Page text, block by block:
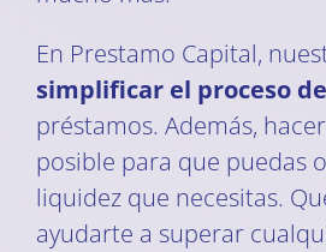
En Prestamo Capital,
simplificar el proceso
préstamos. Además,
posible para que puedas
liquidez que necesitas.
ayudarte a superar